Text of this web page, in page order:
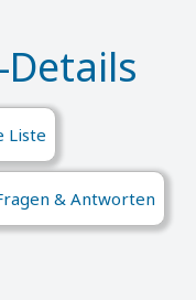
Liste
& Antworten